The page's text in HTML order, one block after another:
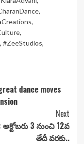
,
,
,
, #ZeeStudios,
dance moves
Next
3 నుంచి 12వ
తేదీ వరకు..